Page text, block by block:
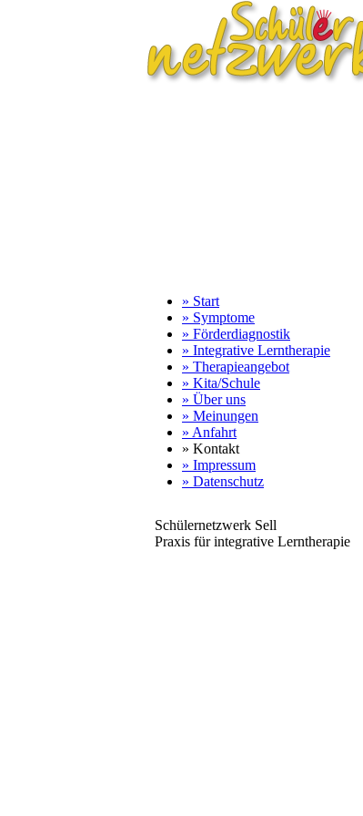
» Start
» Symptome
» Förderdiagnostik
» Integrative Lerntherapie
» Therapieangebot
» Kita/Schule
» Über uns
» Meinungen
» Anfahrt
» Kontakt
» Impressum
» Datenschutz
Schülernetzwerk Sell
Praxis für integrative Lerntherapie